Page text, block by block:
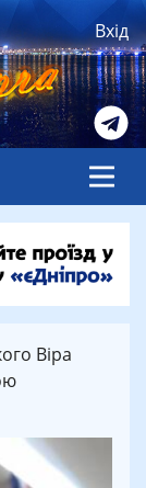
Вхід
Віра